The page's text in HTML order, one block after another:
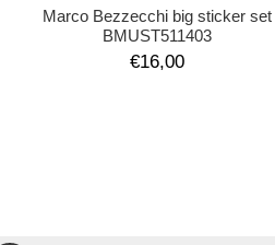
Marco Bezzecchi big sticker set
BMUST511403
€16,00